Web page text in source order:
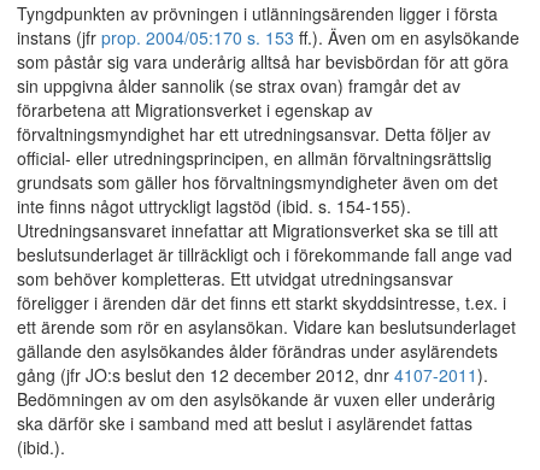
Tyngdpunkten av prövningen i utlänningsärenden ligger i första
instans (jfr prop. 2004/05:170 s. 153 ff.). Även om en asylsökande
som påstår sig vara underårig alltså har bevisbördan för att göra
sin uppgivna ålder sannolik (se strax ovan) framgår det av
förarbetena att Migrationsverket i egenskap av
förvaltningsmyndighet har ett utredningsansvar. Detta följer av
official- eller utredningsprincipen, en allmän förvaltningsrättslig
grundsats som gäller hos förvaltningsmyndigheter även om det
inte finns något uttryckligt lagstöd (ibid. s. 154-155).
Utredningsansvaret innefattar att Migrationsverket ska se till att
beslutsunderlaget är tillräckligt och i förekommande fall ange vad
som behöver kompletteras. Ett utvidgat utredningsansvar
föreligger i ärenden där det finns ett starkt skyddsintresse, t.ex. i
ett ärende som rör en asylansökan. Vidare kan beslutsunderlaget
gällande den asylsökandes ålder förändras under asylärendets
gång (jfr JO:s beslut den 12 december 2012, dnr 4107-2011).
Bedömningen av om den asylsökande är vuxen eller underårig
ska därför ske i samband med att beslut i asylärendet fattas
(ibid.).